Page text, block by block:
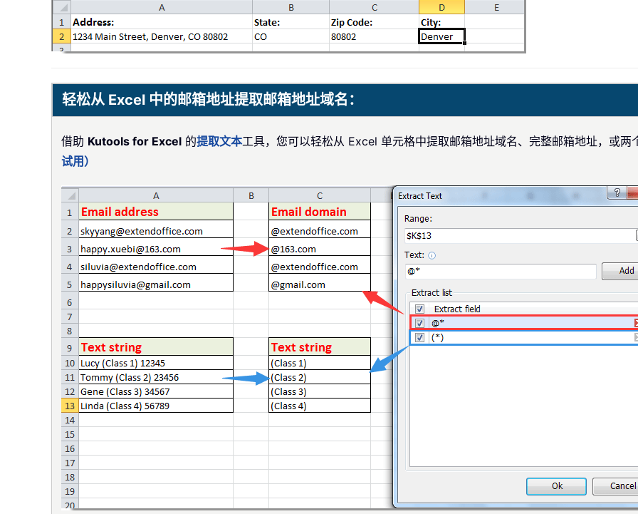
轻松从 Excel 中的邮箱地址提取邮箱地址域名：
借助 Kutools for Excel 的提取文本工具，您可以轻松从 Excel 单元格中提取邮箱地址域名、完整邮箱地址，或两
试用）